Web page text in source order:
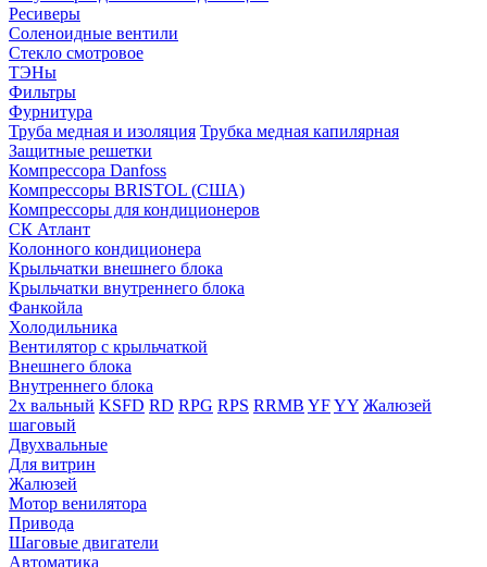
Ресиверы
Соленоидные вентили
Стекло смотровое
ТЭНы
Фильтры
Фурнитура
Труба медная и изоляция Трубка медная капилярная
Защитные решетки
Компрессора Danfoss
Компрессоры BRISTOL (США)
Компрессоры для кондиционеров
СК Атлант
Колонного кондиционера
Крыльчатки внешнего блока
Крыльчатки внутреннего блока
Фанкойла
Холодильника
Вентилятор с крыльчаткой
Внешнего блока
Внутреннего блока
2х вальный KSFD RD RPG RPS RRMB YFYY Жалюзей
шаговый
Двухвальные
Для витрин
Жалюзей
Мотор венилятора
Привода
Шаговые двигатели
Автоматика